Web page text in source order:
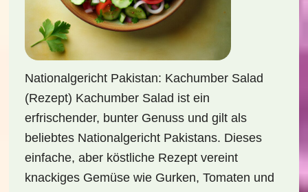
Nationalgericht Pakistan: Kachumber Salad
(Rezept) Kachumber Salad ist ein
erfrischender, bunter Genuss und gilt als
beliebtes Nationalgericht Pakistans. Dieses
einfache, aber köstliche Rezept vereint
knackiges Gemüse wie Gurken, Tomaten und